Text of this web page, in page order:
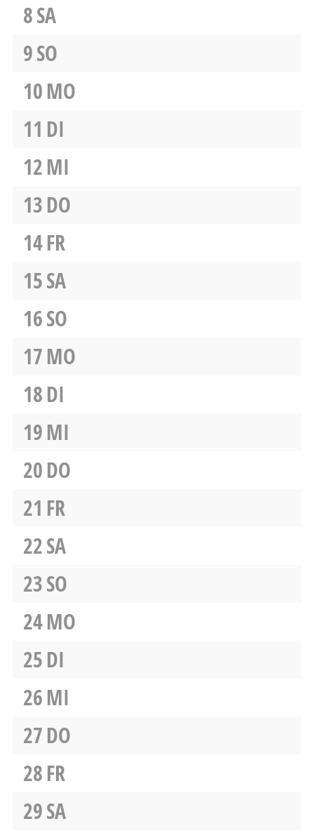
8SA
9SO
10MO
11 DI
12MI
13DO
14FR
15SA
16SO
17MO
18DI
19MI
20DO
21 FR
22SA
23SO
24MO
25DI
26MI
27DO
28FR
29SA